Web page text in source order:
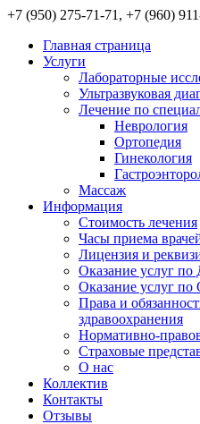
+7 (950) 275-71-71, +7 (960)
Главная страница
Услуги
Лабораторные
Ультразвуковая
Лечение по
Неврология
Ортопедия
Гинекология
Массаж
Информация
Стоимость лечения
Часы приема
Лицензия и
Оказание услуг
Оказание услуг
Права и
здравоохранения
Нормативно-
Страховые
О нас
Коллектив
Контакты
Отзывы